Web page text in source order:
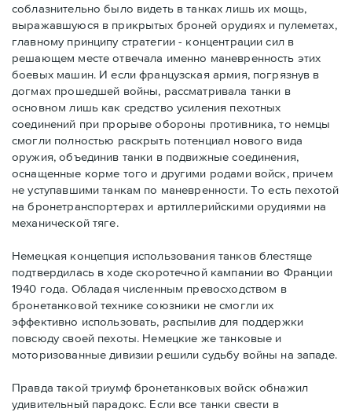
соблазнительно было видеть в танках лишь их мощь,
выражавшуюся в прикрытых броней орудиях и пулеметах,
главному принципу стратегии - концентрации сил в
решающем месте отвечала именно маневренность этих
боевых машин. И если французская армия, погрязнув в
догмах прошедшей войны, рассматривала танки в
основном лишь как средство усиления пехотных
соединений при прорыве обороны противника, то немцы
смогли полностью раскрыть потенциал нового вида
оружия, объединив танки в подвижные соединения,
оснащенные корме того и другими родами войск, причем
не уступавшими танкам по маневренности. То есть пехотой
на бронетранспортерах и артиллерийскими орудиями на
механической тяге.
Немецкая концепция использования танков блестяще
подтвердилась в ходе скоротечной кампании во Франции
1940 года. Обладая численным превосходством в
бронетанковой технике союзники не смогли их
эффективно использовать, распылив для поддержки
повсюду своей пехоты. Немецкие же танковые и
моторизованные дивизии решили судьбу войны на западе.
Правда такой триумф бронетанковых войск обнажил
удивительный парадокс. Если все танки свести в